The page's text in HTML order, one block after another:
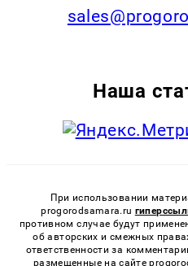
Наша
При использовании
progorodsamara.ru
противном случае будут
об авторских и смежных
ответственности за
размещенные на сайте